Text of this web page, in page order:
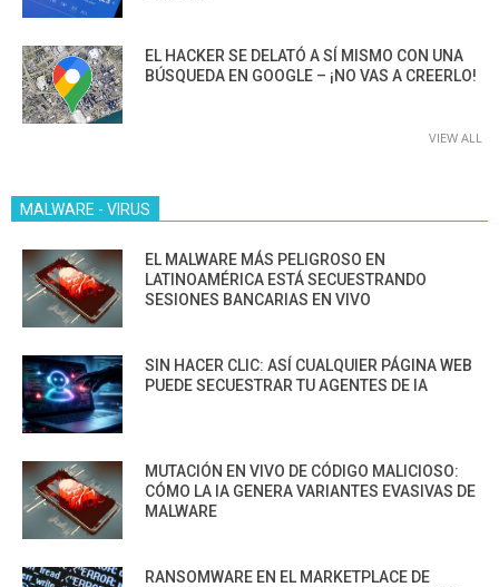
EL HACKER SE DELATÓ A SÍ MISMO CON UNA
BÚSQUEDA EN GOOGLE – ¡NO VAS A CREERLO!
VIEW ALL
MALWARE - VIRUS
EL MALWARE MÁS PELIGROSO EN
LATINOAMÉRICA ESTÁ SECUESTRANDO
SESIONES BANCARIAS EN VIVO
SIN HACER CLIC: ASÍ CUALQUIER PÁGINA WEB
PUEDE SECUESTRAR TU AGENTES DE IA
MUTACIÓN EN VIVO DE CÓDIGO MALICIOSO:
CÓMO LA IA GENERA VARIANTES EVASIVAS DE
MALWARE
RANSOMWARE EN EL MARKETPLACE DE